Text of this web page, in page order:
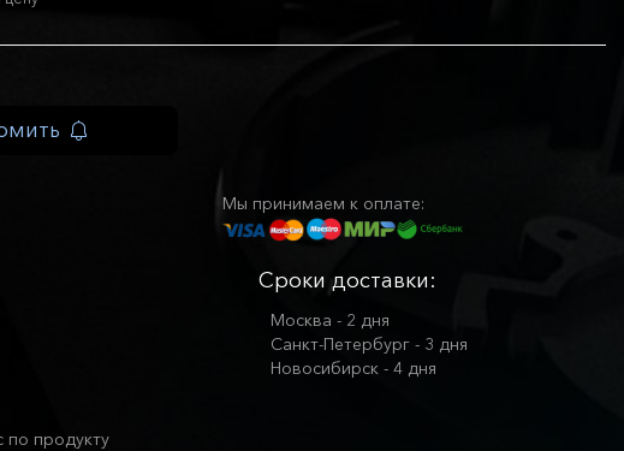
Мы принимаем к оплате:
Сроки доставки:
Москва - 2 дня
Санкт-Петербург - 3 дня
Новосибирск - 4 дня
по продукту